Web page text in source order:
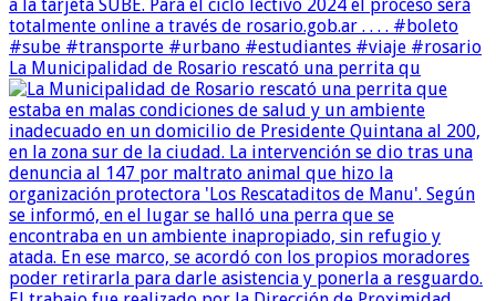
La Municipalidad de Rosario rescató una perrita qu